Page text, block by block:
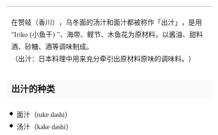
在赞岐（香川），乌冬面的汤汁和面汁都被称作「出汁」，是用
“Iriko (小鱼干) ”、海带、鲣节、木鱼花为原材料，以酱油、甜料
酒、砂糖、酒等调味制成。
（出汁：日本料理中用来充分牵引出原材料原味的调味料。）
出汁的种类
面汁（tuke dashi）
汤汁（kake dashi）